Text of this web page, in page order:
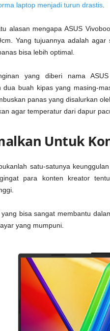
laptop menjadi turun drastis.
alasan mengapa ASUS
Yang tujuannya adalah
bisa lebih optimal.
yang diberi nama
dua buah kipas yang masing-
panas yang disalurkan
agar temperatur dari dapur
Untuk
satu-satunya
para konten kreator
bisa sangat membantu
yang mumpuni.